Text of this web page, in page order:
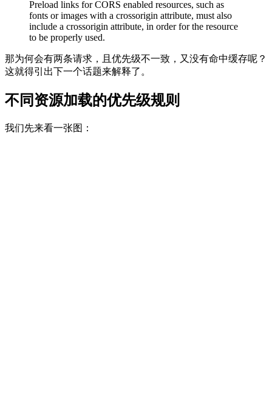
Preload links for CORS enabled resources, such as
fonts or images with a crossorigin attribute, must also
include a crossorigin attribute, in order for the resource
to be properly used.
那为何会有两条请求，且优先级不一致，又没有命中缓存呢？
这就得引出下一个话题来解释了。
不同资源加载的优先级规则
我们先来看一张图：